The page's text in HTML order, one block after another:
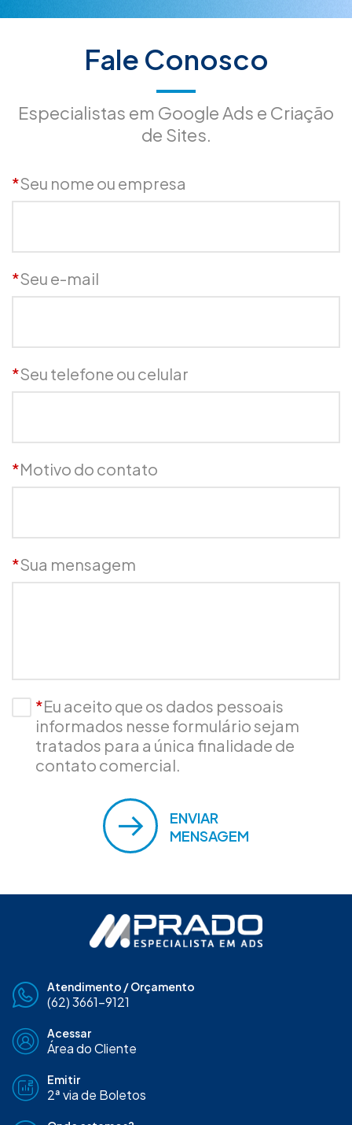
Fale Conosco
Especialistas em Google Ads e Criação
de Sites.
*Seu nome ou empresa
*Seu e-mail
*Seu telefone ou celular
*Motivo do contato
*Sua mensagem
*Eu aceito que os dados pessoais
informados nesse formulário sejam
tratados para a única finalidade de
contato comercial.
ENVIAR
MENSAGEM
Atendimento / Orçamento
(62) 3661-9121
Acessar
Área do Cliente
Emitir
2ª via de Boletos